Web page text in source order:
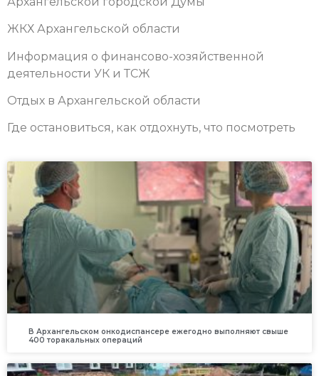
ЖКХ Архангельской области
Информация о финансово-хозяйственной
деятельности УК и ТСЖ
Отдых в Архангельской области
Где остановиться, как отдохнуть, что посмотреть
В Архангельском онкодиспансере ежегодно выполняют свыше
400 торакальных операций